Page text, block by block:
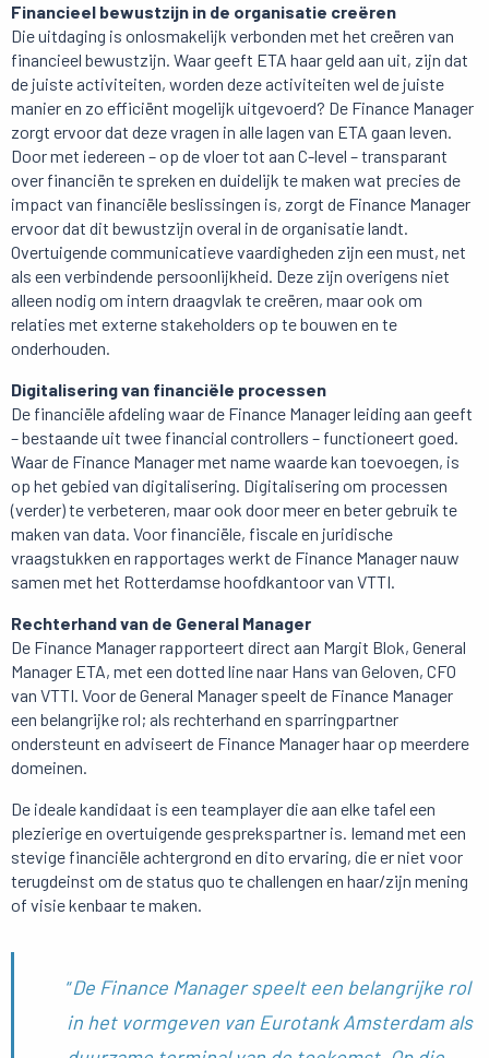
Financieel bewustzijn in de organisatie creëren
Die uitdaging is onlosmakelijk verbonden met het creëren van
financieel bewustzijn. Waar geeft ETA haar geld aan uit, zijn dat
de juiste activiteiten, worden deze activiteiten wel de juiste
manier en zo efficiënt mogelijk uitgevoerd? De Finance Manager
zorgt ervoor dat deze vragen in alle lagen van ETA gaan leven.
Door met iedereen – op de vloer tot aan C-level – transparant
over financiën te spreken en duidelijk te maken wat precies de
impact van financiële beslissingen is, zorgt de Finance Manager
ervoor dat dit bewustzijn overal in de organisatie landt.
Overtuigende communicatieve vaardigheden zijn een must, net
als een verbindende persoonlijkheid. Deze zijn overigens niet
alleen nodig om intern draagvlak te creëren, maar ook om
relaties met externe stakeholders op te bouwen en te
onderhouden.
Digitalisering van financiële processen
De financiële afdeling waar de Finance Manager leiding aan geeft
– bestaande uit twee financial controllers – functioneert goed.
Waar de Finance Manager met name waarde kan toevoegen, is
op het gebied van digitalisering. Digitalisering om processen
(verder) te verbeteren, maar ook door meer en beter gebruik te
maken van data. Voor financiële, fiscale en juridische
vraagstukken en rapportages werkt de Finance Manager nauw
samen met het Rotterdamse hoofdkantoor van VTTI.
Rechterhand van de General Manager
De Finance Manager rapporteert direct aan Margit Blok, General
Manager ETA, met een dotted line naar Hans van Geloven, CFO
van VTTI. Voor de General Manager speelt de Finance Manager
een belangrijke rol; als rechterhand en sparringpartner
ondersteunt en adviseert de Finance Manager haar op meerdere
domeinen.
De ideale kandidaat is een teamplayer die aan elke tafel een
plezierige en overtuigende gesprekspartner is. Iemand met een
stevige financiële achtergrond en dito ervaring, die er niet voor
terugdeinst om de status quo te challengen en haar/zijn mening
of visie kenbaar te maken.
“De Finance Manager speelt een belangrijke rol
in het vormgeven van Eurotank Amsterdam als